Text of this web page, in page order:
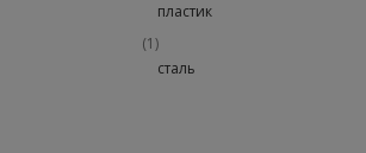
пластик
сталь
(1)